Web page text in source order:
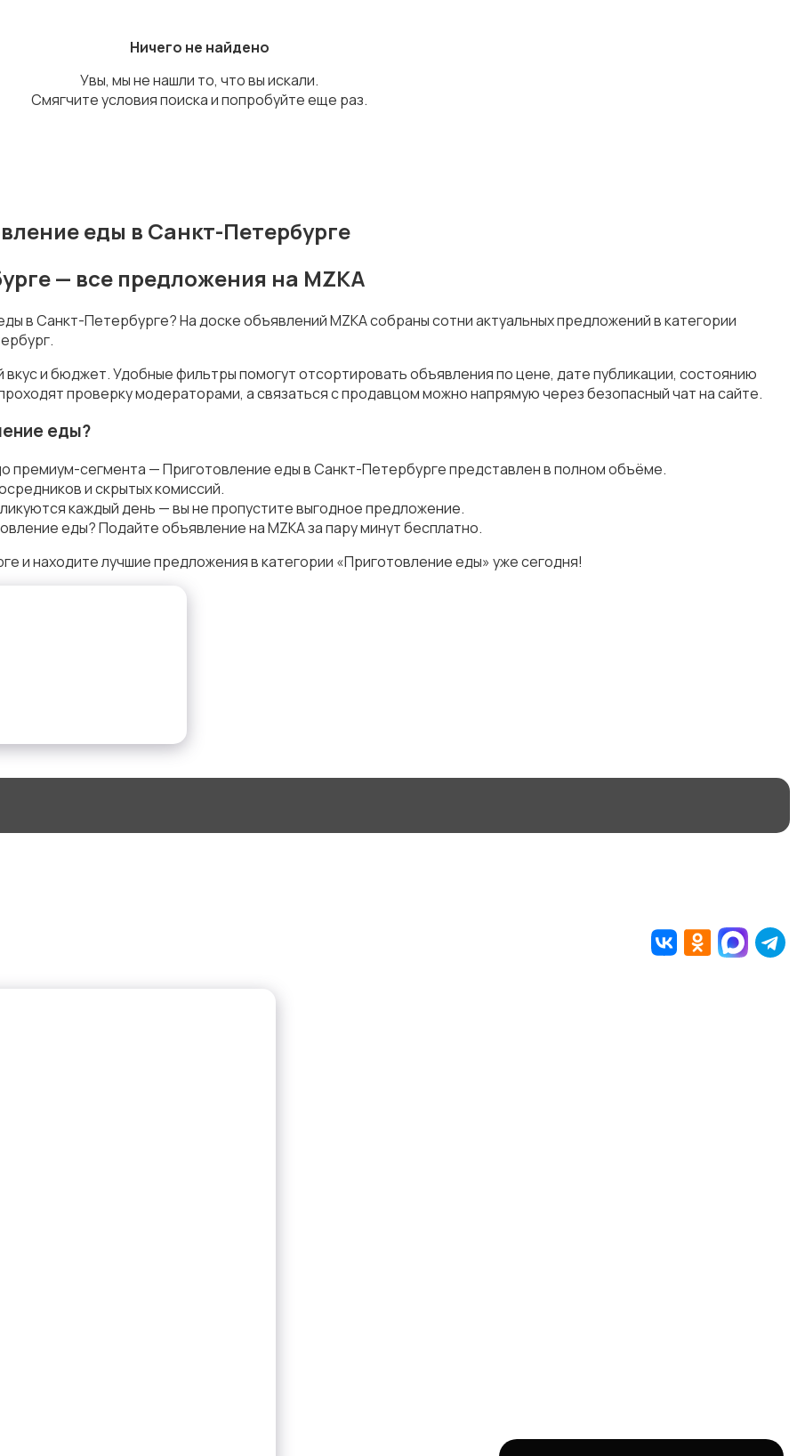
Ничего не найдено
Увы, мы не нашли то, что вы искали.
Смягчите условия поиска и попробуйте еще раз.
еды в Санкт-Петербурге
— все предложения на MZKA
в Санкт-Петербурге? На доске объявлений MZKA собраны сотни актуальных предложений в категории
и бюджет. Удобные фильтры помогут отсортировать объявления по цене, дате публикации, состоянию
проверку модераторами, а связаться с продавцом можно напрямую через безопасный чат на сайте.
еды?
премиум-сегмента — Приготовление еды в Санкт-Петербурге представлен в полном объёме.
и скрытых комиссий.
каждый день — вы не пропустите выгодное предложение.
еды? Подайте объявление на MZKA за пару минут бесплатно.
и находите лучшие предложения в категории «Приготовление еды» уже сегодня!